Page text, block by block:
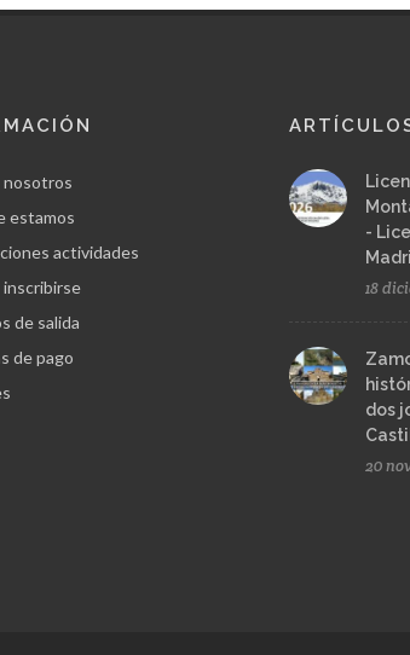
nosotros
estamos
actividades
inscribirse
de salida
de pago
-
18
dos
20